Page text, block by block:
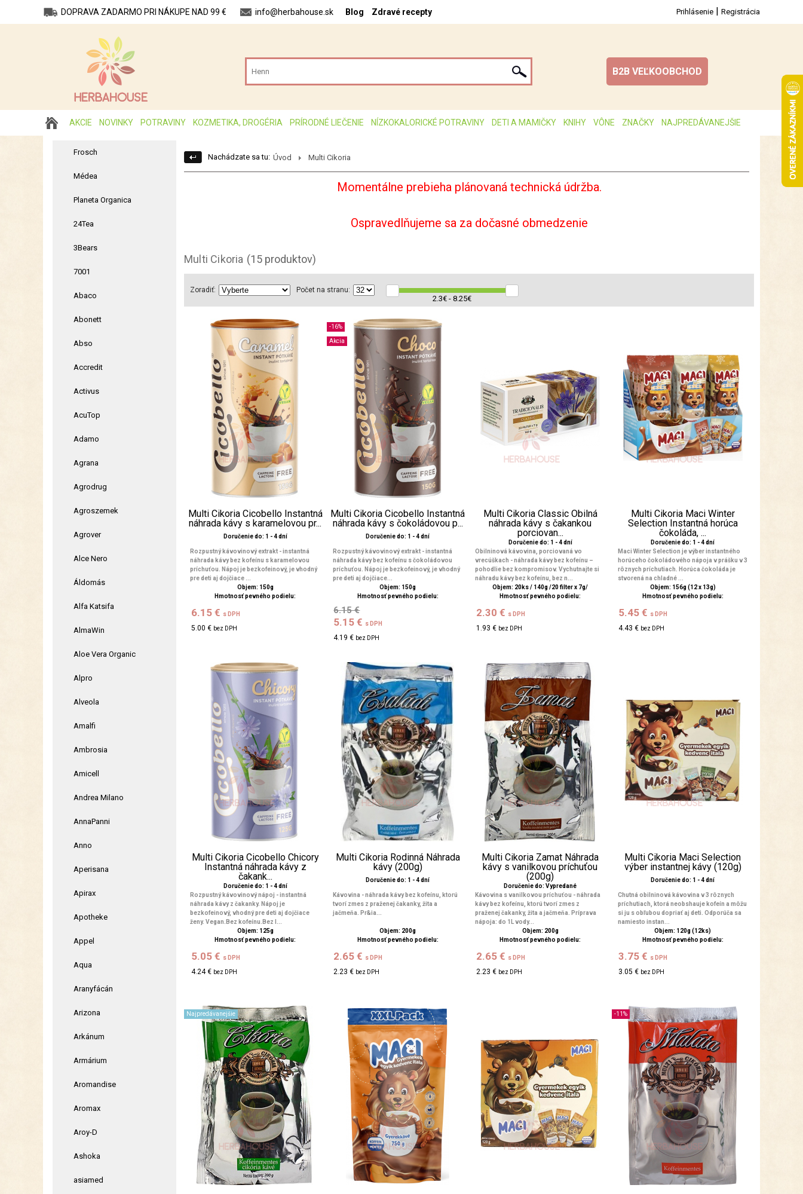
DOPRAVA ZADARMO PRI NÁKUPE NAD 99 € info@herbahouse.sk Blog Zdravé recepty Prihlásenie | Registrácia
B2B VEĽKOOBCHOD
AKCIE NOVINKY POTRAVINY KOZMETIKA, DROGÉRIA PRÍRODNÉ LIEČENIE NÍZKOKALORICKÉ POTRAVINY DETI A MAMIČKY KNIHY VÔNE ZNAČKY NAJPREDÁVANEJŠIE
Frosch
Médea
Planeta Organica
24Tea
3Bears
7001
Abaco
Abonett
Abso
Accredit
Activus
AcuTop
Adamo
Agrana
Agrodrug
Agroszemek
Agrover
Alce Nero
Áldomás
Alfa Katsifa
AlmaWin
Aloe Vera Organic
Alpro
Alveola
Amalfi
Ambrosia
Amicell
Andrea Milano
AnnaPanni
Anno
Aperisana
Apirax
Apotheke
Appel
Aqua
Aranyfácán
Arizona
Arkánum
Armárium
Aromandise
Aromax
Aroy-D
Ashoka
asiamed
Nachádzate sa tu: Úvod Multi Cikoria
Momentálne prebieha plánovaná technická údržba.
Ospravedlňujeme sa za dočasné obmedzenie
Multi Cikoria (15 produktov)
Zoradiť: Počet na stranu:
2.3€ - 8.25€
Multi Cikoria Cicobello Instantná
náhrada kávy s karamelovou pr...
Doručenie do: 1 - 4 dní
Rozpustný kávovinový extrakt - instantná
náhrada kávy bez kofeínu s karamelovou
príchuťou. Nápoj je bezkofeinový, je vhodný
pre deti aj dojčiace ...
Objem: 150g
Hmotnosť pevného podielu:
6.15 € s DPH
5.00 € bez DPH
-16%
Akcia
Multi Cikoria Cicobello Instantná
náhrada kávy s čokoládovou p...
Doručenie do: 1 - 4 dní
Rozpustný kávovinový extrakt - instantná
náhrada kávy bez kofeínu s čokoládovou
príchuťou. Nápoj je bezkofeinový, je vhodný
pre deti aj dojčiace...
Objem: 150g
Hmotnosť pevného podielu:
6.15 €
5.15 € s DPH
4.19 € bez DPH
Multi Cikoria Classic Obilná
náhrada kávy s čakankou
porciovan...
Doručenie do: 1 - 4 dní
Obilninová kávovina, porciovaná vo
vrecúškach - náhrada kávy bez kofeínu –
pohodlie bez kompromisov. Vychutnajte si
náhradu kávy bez kofeínu, bez n...
Objem: 20ks / 140g /20 filter x 7g/
Hmotnosť pevného podielu:
2.30 € s DPH
1.93 € bez DPH
Multi Cikoria Maci Winter
Selection Instantná horúca
čokoláda, ...
Doručenie do: 1 - 4 dní
Maci Winter Selection je výber instantného
horúceho čokoládového nápoja v prášku v 3
rôznych príchutiach. Horúca čokoláda je
stvorená na chladné ...
Objem: 156g (12 x 13g)
Hmotnosť pevného podielu:
5.45 € s DPH
4.43 € bez DPH
Multi Cikoria Cicobello Chicory
Instantná náhrada kávy z
čakank...
Doručenie do: 1 - 4 dní
Rozpustný kávovinový nápoj - instantná
náhrada kávy z čakanky. Nápoj je
bezkofeinový, vhodný pre deti aj dojčiace
ženy. Vegan.Bez kofeínu.Bez l...
Objem: 125g
Hmotnosť pevného podielu:
5.05 € s DPH
4.24 € bez DPH
Multi Cikoria Rodinná Náhrada
kávy (200g)
Doručenie do: 1 - 4 dní
Kávovina - náhrada kávy bez kofeínu, ktorú
tvorí zmes z praženej čakanky, žita a
jačmeňa. Pr&ia...
Objem: 200g
Hmotnosť pevného podielu:
2.65 € s DPH
2.23 € bez DPH
Multi Cikoria Zamat Náhrada
kávy s vanilkovou príchuťou
(200g)
Doručenie do: Vypredané
Kávovina s vanilkovou príchuťou - náhrada
kávy bez kofeínu, ktorú tvorí zmes z
praženej čakanky, žita a jačmeňa. Príprava
nápoja: do 1L vody...
Objem: 200g
Hmotnosť pevného podielu:
2.65 € s DPH
2.23 € bez DPH
Multi Cikoria Maci Selection
výber instantnej kávy (120g)
Doručenie do: 1 - 4 dní
Chutná obilninová kávovina v 3 rôznych
príchutiach, ktorá neobshauje kofeín a môžu
si ju s obľubou dopriať aj deti. Odporúča sa
namiesto instan...
Objem: 120g (12ks)
Hmotnosť pevného podielu:
3.75 € s DPH
3.05 € bez DPH
Najpredávanejšie -11%